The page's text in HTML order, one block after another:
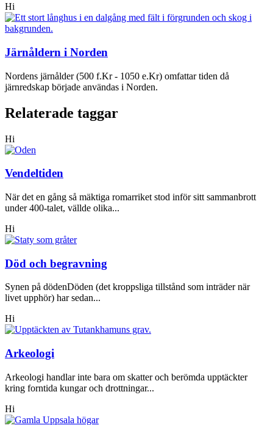
Hi
Järnåldern i Norden
Nordens järnålder (500 f.Kr - 1050 e.Kr) omfattar tiden då
järnredskap började användas i Norden.
Relaterade taggar
Hi
Vendeltiden
När det en gång så mäktiga romarriket stod inför sitt sammanbrott
under 400-talet, vällde olika...
Hi
Död och begravning
Synen på dödenDöden (det kroppsliga tillstånd som inträder när
livet upphör) har sedan...
Hi
Arkeologi
Arkeologi handlar inte bara om skatter och berömda upptäckter
kring forntida kungar och drottningar...
Hi